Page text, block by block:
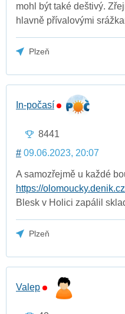
mohl být také deštivý.
hlavně přívalovými
Plzeň
In-počasí
8441
# 09.06.2023, 20:07
A samozřejmě u každé
https://
Blesk v Holici zapálil
Plzeň
Valep